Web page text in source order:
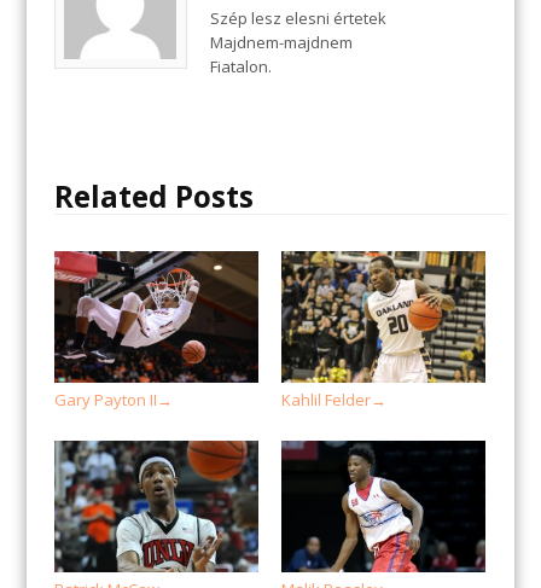
Szép lesz elesni értetek
Majdnem-majdnem
Fiatalon.
Related Posts
Gary Payton II → Kahlil Felder→